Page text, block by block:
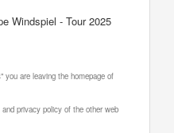
Windspiel - Tour 2025
are leaving the homepage of
privacy policy of the other web